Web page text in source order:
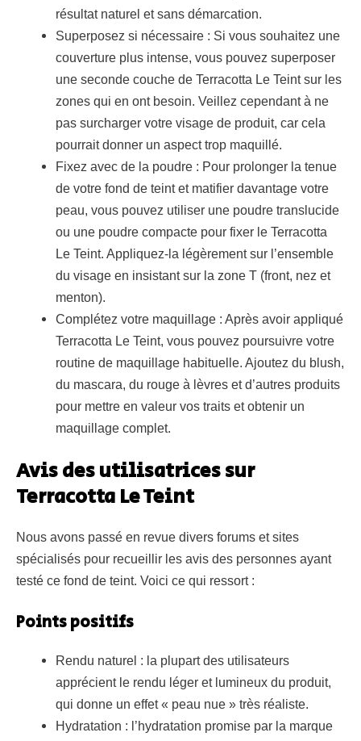
résultat naturel et sans démarcation.
Superposez si nécessaire : Si vous souhaitez une
couverture plus intense, vous pouvez superposer
une seconde couche de Terracotta Le Teint sur les
zones qui en ont besoin. Veillez cependant à ne
pas surcharger votre visage de produit, car cela
pourrait donner un aspect trop maquillé.
Fixez avec de la poudre : Pour prolonger la tenue
de votre fond de teint et matifier davantage votre
peau, vous pouvez utiliser une poudre translucide
ou une poudre compacte pour fixer le Terracotta
Le Teint. Appliquez-la légèrement sur l’ensemble
du visage en insistant sur la zone T (front, nez et
menton).
Complétez votre maquillage : Après avoir appliqué
Terracotta Le Teint, vous pouvez poursuivre votre
routine de maquillage habituelle. Ajoutez du blush,
du mascara, du rouge à lèvres et d’autres produits
pour mettre en valeur vos traits et obtenir un
maquillage complet.
Avis des utilisatrices sur
Terracotta Le Teint
Nous avons passé en revue divers forums et sites
spécialisés pour recueillir les avis des personnes ayant
testé ce fond de teint. Voici ce qui ressort :
Points positifs
Rendu naturel : la plupart des utilisateurs
apprécient le rendu léger et lumineux du produit,
qui donne un effet « peau nue » très réaliste.
Hydratation : l’hydratation promise par la marque